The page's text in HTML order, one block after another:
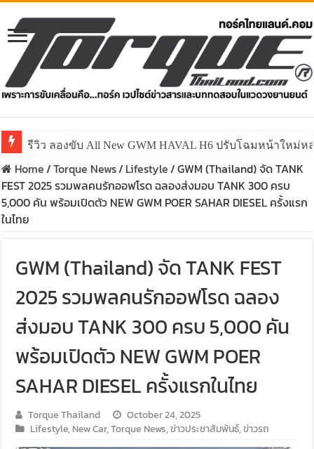
รีวิว ลองขับ All New GWM HAVAL H6 ปรับโฉมหน้าใหม่
Home/Torque News/ Lifestyle/GWM (Thailand) จัด TANK
FEST 2025 รวมพลคนรักออฟโรด ฉลองส่งมอบ TANK 300 ครบ
5,000 คัน พร้อมเปิดตัว NEW GWM POER SAHAR DIESEL ครั้งแรก
ในไทย
GWM (Thailand) จัด TANK FEST
2025 รวมพลคนรักออฟโรด ฉลอง
ส่งมอบ TANK 300 ครบ 5,000 คัน
พร้อมเปิดตัว NEW GWM POER
SAHAR DIESEL ครั้งแรกในไทย
Torque Thailand
October 24, 2025
Lifestyle, New Car,Torque News,ข่าวประชาสัมพันธ์,ข่าวรถ